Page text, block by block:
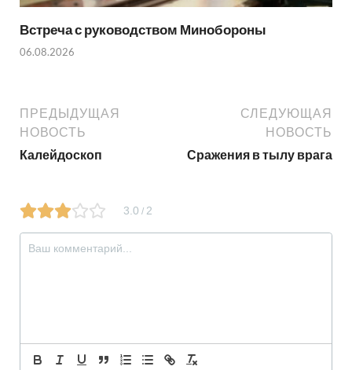
Встреча с руководством Минобороны
06.08.2026
ПРЕДЫДУЩАЯ
НОВОСТЬ
Калейдоскоп
СЛЕДУЮЩАЯ
НОВОСТЬ
Сражения в тылу врага
3.0 / 2